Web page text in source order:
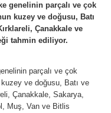
genelinin parçalı ve çok
kuzey ve doğusu, Batı
Çanakkale ve
tahmin ediliyor.
parçalı ve çok
ve doğusu, Batı ve
Çanakkale, Sakarya,
Muş, Van ve Bitlis